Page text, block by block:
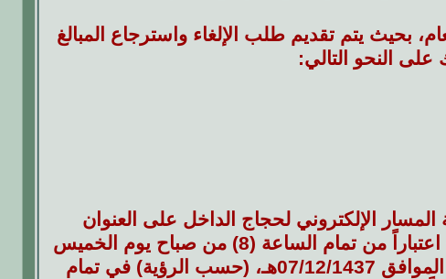
بحيث يتم تقديم طلب الإلغاء واسترجاع المبالغ
على النحو التالي:
المسار الإلكتروني لحجاج الداخل على العنوان
الإلكتروني (localhaj.haj.gov.sa) وذلك للحجز واختيار البرامج اعتباراً من تمام الساعة (8) من صباح يوم الخميس
الموافق 01/11/1437هـ، وسيتم إيقاف التسجيل يوم الخميس الموافق 07/12/1437هـ، (حسب الرؤية) في تمام